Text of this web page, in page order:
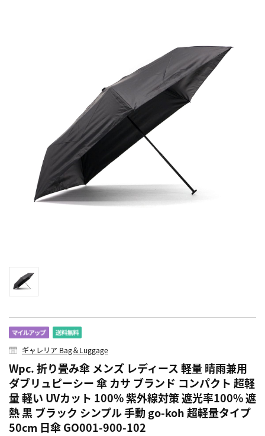
ギャレリア Bag＆Luggage
Wpc. 折り畳み傘 メンズ レディース 軽量 晴雨兼用
ダブリュピーシー 傘 カサ ブランド コンパクト 超軽
量 軽い UVカット 100% 紫外線対策 遮光率100% 遮
熱 黒 ブラック シンプル 手動 go-koh 超軽量タイプ
50cm 日傘 GO001-900-102